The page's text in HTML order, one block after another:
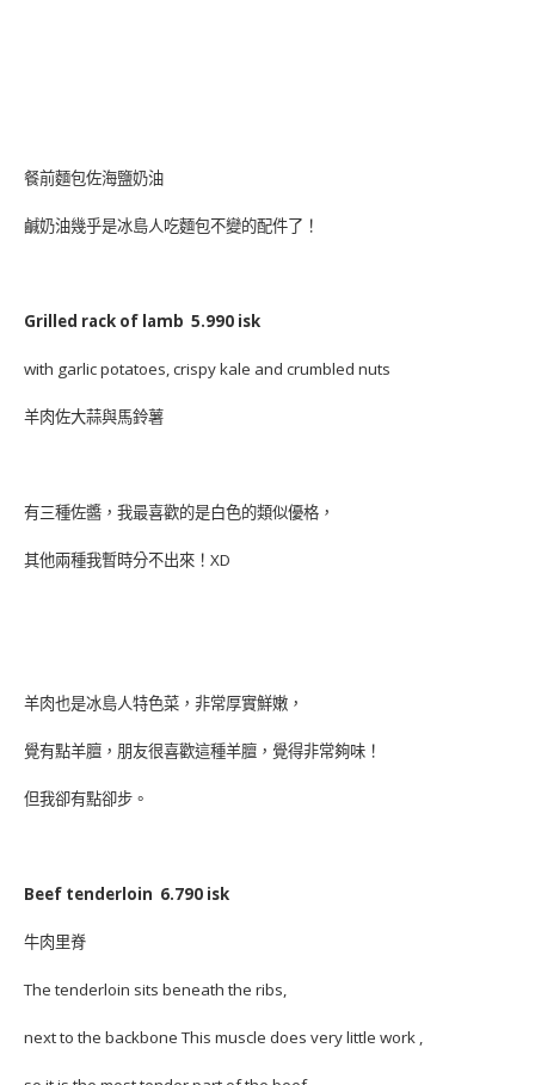
餐前麵包佐海鹽奶油
鹹奶油幾乎是冰島人吃麵包不變的配件了！
Grilled rack of lamb 5.990 isk
with garlic potatoes, crispy kale and crumbled nuts
羊肉佐大蒜與馬鈴薯
有三種佐醬，我最喜歡的是白色的類似優格，
其他兩種我暫時分不出來！XD
羊肉也是冰島人特色菜，非常厚實鮮嫩，
覺有點羊膻，朋友很喜歡這種羊膻，覺得非常夠味！
但我卻有點卻步。
Beef tenderloin 6.790 isk
牛肉里脊
The tenderloin sits beneath the ribs,
next to the backbone This muscle does very little work ,